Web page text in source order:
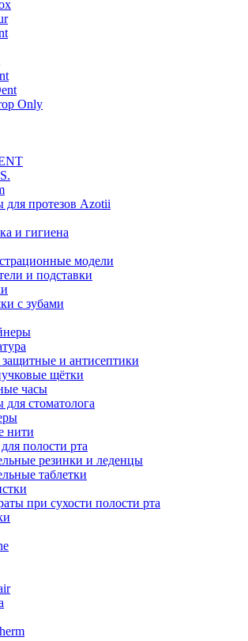
Only
для протезов Azotii
и гигиена
модели
и подставки
с зубами
и антисептики
щётки
часы
для стоматолога
нити
полости рта
резинки и леденцы
таблетки
при сухости полости рта